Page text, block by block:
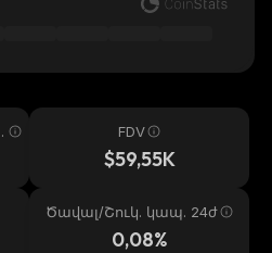
FDV
$59,55K
Ծավալ/Շուկ. կապ. 24ժ
0,08%